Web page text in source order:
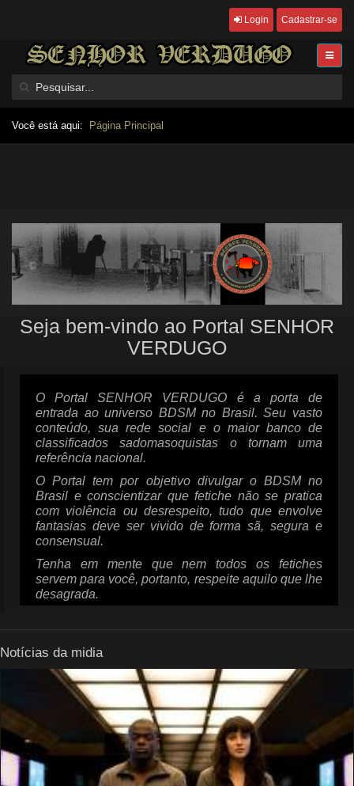
Login Cadastrar-se
Você está aqui: Página Principal
Seja bem-vindo ao Portal SENHOR
VERDUGO
O Portal SENHOR VERDUGO é a porta de
entrada ao universo BDSM no Brasil. Seu vasto
conteúdo, sua rede social e o maior banco de
classificados sadomasoquistas o tornam uma
referência nacional.
O Portal tem por objetivo divulgar o BDSM no
Brasil e conscientizar que fetiche não se pratica
com violência ou desrespeito, tudo que envolve
fantasias deve ser vivido de forma sã, segura e
consensual.
Tenha em mente que nem todos os fetiches
servem para você, portanto, respeite aquilo que lhe
desagrada.
Notícias da midia